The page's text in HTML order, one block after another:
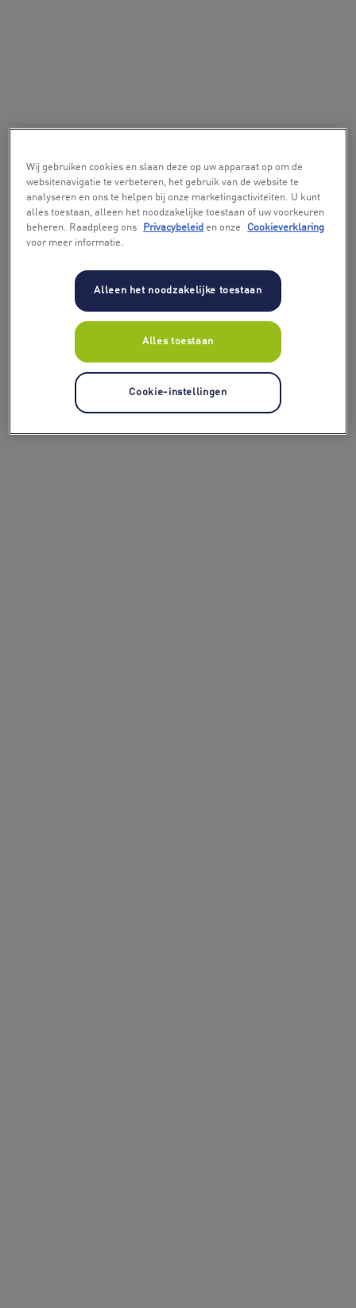
Wij gebruiken cookies en slaan deze op uw apparaat op om de
websitenavigatie te verbeteren, het gebruik van de website te
analyseren en ons te helpen bij onze marketingactiviteiten. U kunt
alles toestaan, alleen het noodzakelijke toestaan of uw voorkeuren
beheren. Raadpleeg ons
Privacybeleid en onze
Cookieverklaring
voor meer informatie.
Alleen het noodzakelijke toestaan
Alles toestaan
Cookie-instellingen